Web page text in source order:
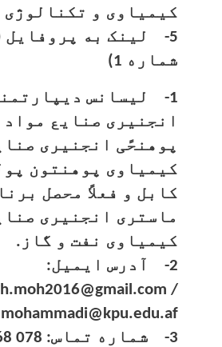
کیمیاوی و تکنالوژی
5- لینک به پروفایل
شماره 1)
1- لیسانس
انجنیری صنایع
پوهنحًی انجنیری
کیمیاوی پوهنتون
کابل و فعلاً محصل
ماستری انجنیری
کیمیاوی نفت و گاز.
2- آدرس ایمیل:
/
3- شماره تماس: 078 968 6856